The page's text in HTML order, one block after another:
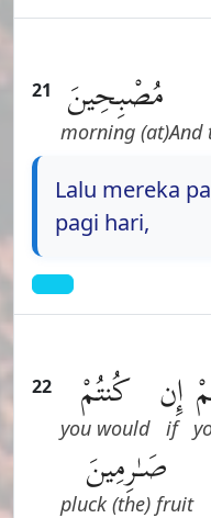
21
And
مُصْبِحِينَ
(at) morning
Lalu mereka
pagi hari,
22 إِن
if
كُنتُمْ
you would
صَـٰرِمِينَ
pluck (the) fruit